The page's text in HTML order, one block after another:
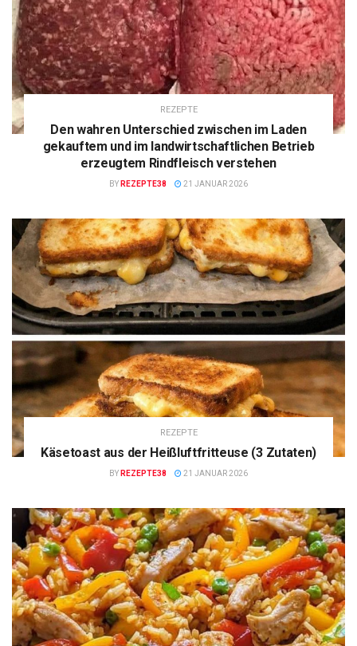
REZEPTE
Den wahren Unterschied zwischen im Laden
gekauftem und im landwirtschaftlichen Betrieb
erzeugtem Rindfleisch verstehen
BY REZEPTE38 21 JANUAR 2026
REZEPTE
Käsetoast aus der Heißluftfritteuse (3 Zutaten)
BY REZEPTE38 21 JANUAR 2026